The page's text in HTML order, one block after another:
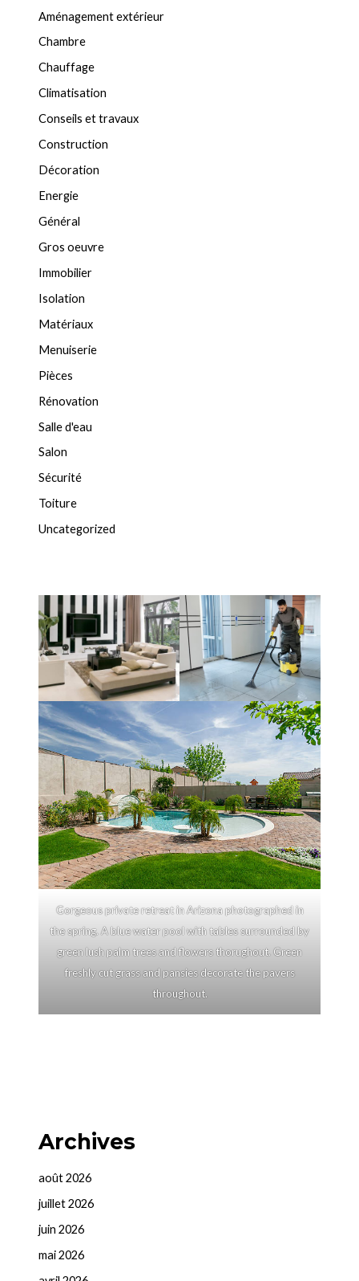
Aménagement extérieur
Chambre
Chauffage
Climatisation
Conseils et travaux
Construction
Décoration
Energie
Général
Gros oeuvre
Immobilier
Isolation
Matériaux
Menuiserie
Pièces
Rénovation
Salle d'eau
Salon
Sécurité
Toiture
Uncategorized
Gorgeous private retreat in Arizona photographed in
the spring. A blue water pool with tables surrounded by
green lush palm trees and flowers thorughout. Green
freshly cut grass and pansies decorate the pavers
throughout.
Archives
août 2026
juillet 2026
juin 2026
mai 2026